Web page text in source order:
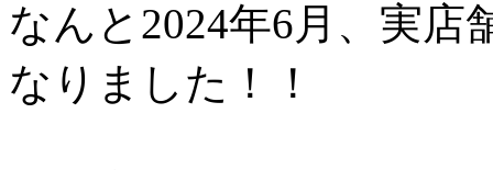
なんと2024年6月、実
なりました！！